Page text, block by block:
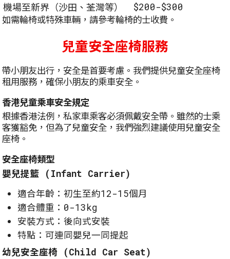
機場至新界（沙田、荃灣等）
$200-$300
如需輪椅或特殊車輛，請參考輪椅的士收費。
兒童安全座椅服務
帶小朋友出行，安全是首要考慮。我們提供兒童安全座椅
租用服務，確保小朋友的乘車安全。
香港兒童乘車安全規定
根據香港法例，私家車乘客必須佩戴安全帶。雖然的士乘
客獲豁免，但為了兒童安全，我們強烈建議使用兒童安全
座椅。
安全座椅類型
嬰兒提籃 (Infant Carrier)
適合年齡：初生至約12-15個月
適合體重：0-13kg
安裝方式：後向式安裝
特點：可連同嬰兒一同提起
幼兒安全座椅 (Child Car Seat)